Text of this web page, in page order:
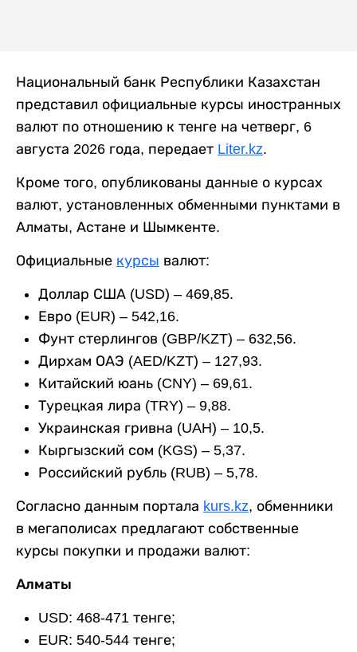
Национальный банк Республики Казахстан
представил официальные курсы иностранных
валют по отношению к тенге на четверг, 6
августа 2026 года, передает Liter.kz.
Кроме того, опубликованы данные о курсах
валют, установленных обменными пунктами в
Алматы, Астане и Шымкенте.
Официальные курсы валют:
Доллар США (USD) – 469,85.
Евро (EUR) – 542,16.
Фунт стерлингов (GBP/KZT) – 632,56.
Дирхам ОАЭ (AED/KZT) – 127,93.
Китайский юань (CNY) – 69,61.
Турецкая лира (TRY) – 9,88.
Украинская гривна (UAH) – 10,5.
Кыргызский сом (KGS) – 5,37.
Российский рубль (RUB) – 5,78.
Согласно данным портала kurs.kz, обменники
в мегаполисах предлагают собственные
курсы покупки и продажи валют:
Алматы
USD: 468-471 тенге;
EUR: 540-544 тенге;